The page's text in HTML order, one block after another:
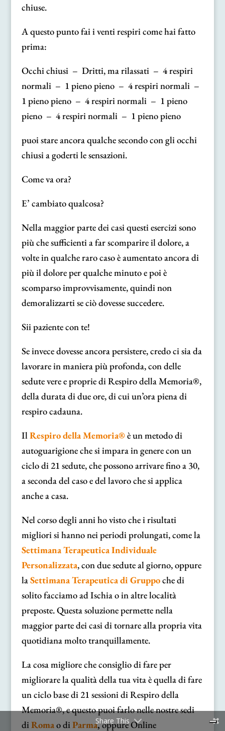
chiuse.
A questo punto fai i venti respiri come hai fatto
prima:
Occhi chiusi – Dritti, ma rilassati – 4 respiri
normali – 1 pieno pieno – 4 respiri normali –
1 pieno pieno – 4 respiri normali – 1 pieno
pieno – 4 respiri normali – 1 pieno pieno
puoi stare ancora qualche secondo con gli occhi
chiusi a goderti le sensazioni.
Come va ora?
E’ cambiato qualcosa?
Nella maggior parte dei casi questi esercizi sono
più che sufficienti a far scomparire il dolore, a
volte in qualche raro caso è aumentato ancora di
più il dolore per qualche minuto e poi è
scomparso improvvisamente, quindi non
demoralizzarti se ciò dovesse succedere.
Sii paziente con te!
Se invece dovesse ancora persistere, credo ci sia da
lavorare in maniera più profonda, con delle
sedute vere e proprie di Respiro della Memoria®,
della durata di due ore, di cui un’ora piena di
respiro cadauna.
IlRespiro della Memoria®è un metodo di
autoguarigione che si impara in genere con un
ciclo di 21 sedute, che possono arrivare fino a 30,
a seconda del caso e del lavoro che si applica
anche a casa.
Nel corso degli anni ho visto che i risultati
migliori si hanno nei periodi prolungati, come la
Settimana Terapeutica Individuale
Personalizzata, con due sedute al giorno, oppure
laSettimana Terapeutica di Gruppoche di
solito facciamo ad Ischia o in altre località
preposte. Questa soluzione permette nella
maggior parte dei casi di tornare alla propria vita
quotidiana molto tranquillamente.
La cosa migliore che consiglio di fare per
migliorare la qualità della tua vita è quella di fare
un ciclo base di 21 sessioni di Respiro della
Memoria®, e questo puoi farlo nelle nostre sedi
diRomao diParma,oppure Online
Share This